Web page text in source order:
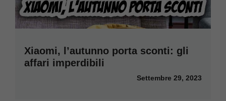
Xiaomi, l’autunno porta sconti: gli
affari imperdibili
Settembre 29, 2023